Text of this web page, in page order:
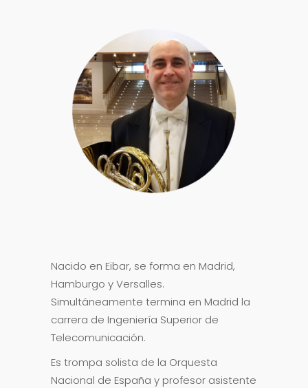
Nacido en Eibar, se forma en Madrid,
Hamburgo y Versalles.
Simultáneamente termina en Madrid la
carrera de Ingeniería Superior de
Telecomunicación.
Es trompa solista de la Orquesta
Nacional de España y profesor asistente